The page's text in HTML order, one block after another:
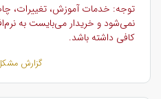
توجه: خدمات آموزش، تغییرات،
نمی‌شود و خریدار می‌بایست به
کافی داشته باشد.
گزارش